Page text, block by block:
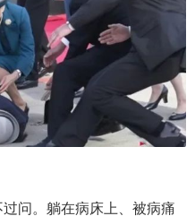
问。躺在病床上、被病痛